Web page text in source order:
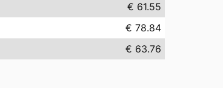
€ 61.55
€ 78.84
€ 63.76